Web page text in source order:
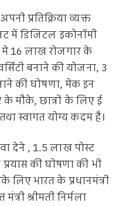
प्रतिक्रिया व्यक्त
में डिजिटल इकोनॉमी
मे 16 लाख रोजगार के
बनाने की योजना, 3
की घोषणा, मेक इन
मौके, छात्रों के लिए ई
स्वागत योग्य कदम है।
देने , 1.5 लाख पोस्ट
की घोषणा की भी
लिए भारत के प्रधानमंत्री
श्रीमती निर्मला